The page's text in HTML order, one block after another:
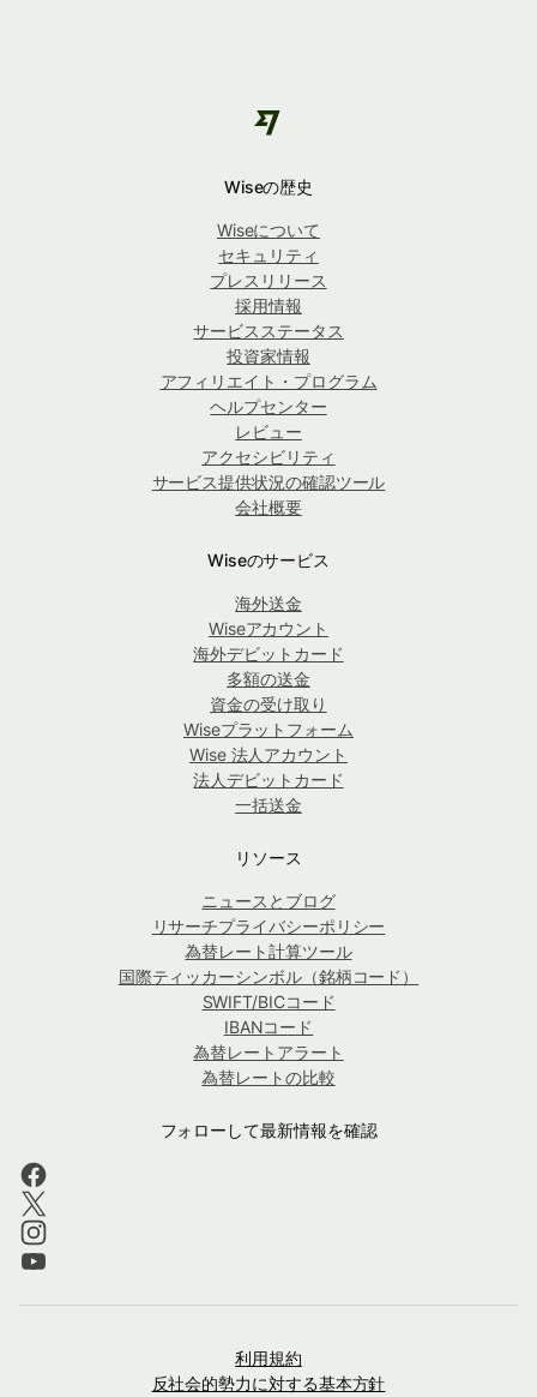
Wiseの歴史
Wiseについて
セキュリティ
プレスリリース
採用情報
サービスステータス
投資家情報
アフィリエイト・プログラム
ヘルプセンター
レビュー
アクセシビリティ
サービス提供状況の確認ツール
会社概要
Wiseのサービス
海外送金
Wiseアカウント
海外デビットカード
多額の送金
資金の受け取り
Wiseプラットフォーム
Wise 法人アカウント
法人デビットカード
一括送金
リソース
ニュースとブログ
リサーチプライバシーポリシー
為替レート計算ツール
国際ティッカーシンボル（銘柄コード）
SWIFT/BICコード
IBANコード
為替レートアラート
為替レートの比較
フォローして最新情報を確認
利用規約
反社会的勢力に対する基本方針